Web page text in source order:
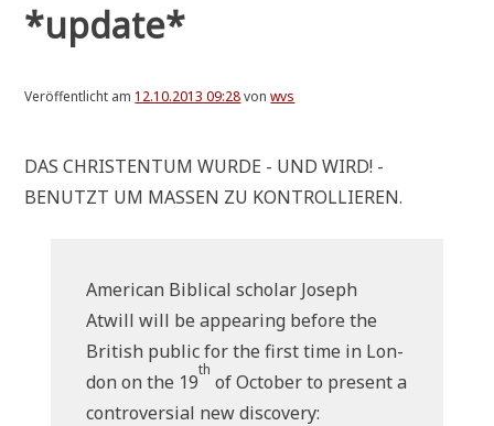
*update*
Veröffentlicht am 12.10.2013 09:28vonwvs
DAS CHRI­STEN­TUM WUR­DE - UND WIRD! -
BENUTZT UM MAS­SEN ZU KONTROLLIEREN.
Ame­ri­can Bibli­cal scho­lar Joseph
Atwill will be appearing befo­re the
Bri­tish public for the first time in Lon­
don on the 19
th
of Octo­ber to pre­sent a
con­tro­ver­si­al new discovery: